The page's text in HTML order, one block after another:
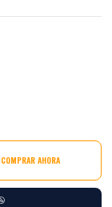
COMPRAR AHORA